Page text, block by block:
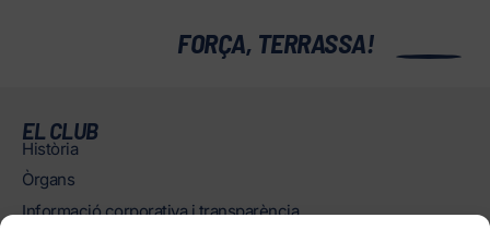
FORÇA, TERRASSA!
EL CLUB
Història
Òrgans
Informació corporativa i transparència